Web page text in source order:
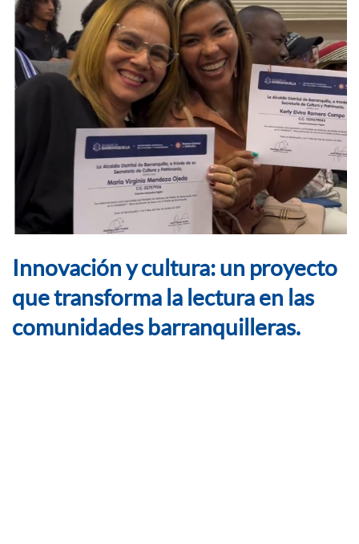
Innovación y cultura: un proyecto
que transforma la lectura en las
comunidades barranquilleras.